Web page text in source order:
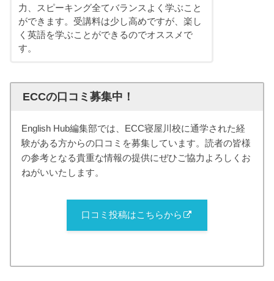
力、スピーキング全てバランスよく学ぶこと
ができます。受講料は少し高めですが、楽し
く英語を学ぶことができるのでオススメで
す。
ECCの口コミ募集中！
English Hub編集部では、ECC寝屋川校に通学された経
験がある方からの口コミを募集しています。読者の皆様
の参考となる貴重な情報の提供にぜひご協力よろしくお
ねがいいたします。
口コミ投稿はこちらから